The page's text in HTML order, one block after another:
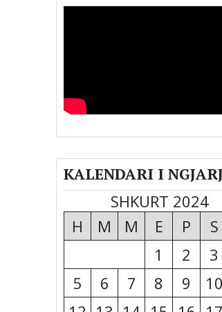
KALENDARI I
SHKURT 2024
H
M M E P S
1
2 3
5
6 7 8 9 10